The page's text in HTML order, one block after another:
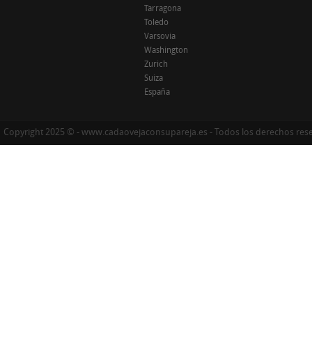
Tarragona
Toledo
Varsovia
Washington
Zurich
Suiza
España
Copyright 2025 © - www.cadaovejaconsupareja.es - Todos los derechos